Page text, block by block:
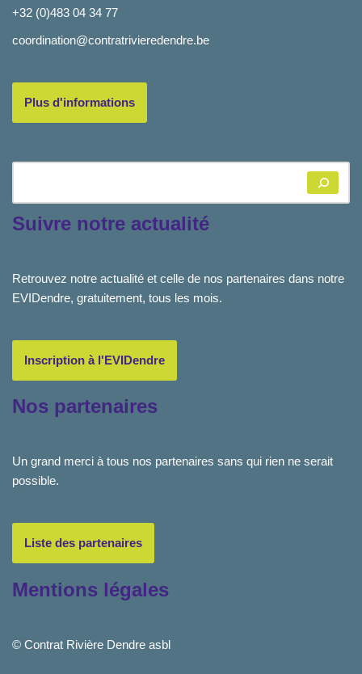
+32 (0)483 04 34 77
coordination@contratrivieredendre.be
Plus d'informations
Suivre notre actualité
Retrouvez notre actualité et celle de nos partenaires dans notre
EVIDendre, gratuitement, tous les mois.
Inscription à l'EVIDendre
Nos partenaires
Un grand merci à tous nos partenaires sans qui rien ne serait
possible.
Liste des partenaires
Mentions légales
© Contrat Rivière Dendre asbl